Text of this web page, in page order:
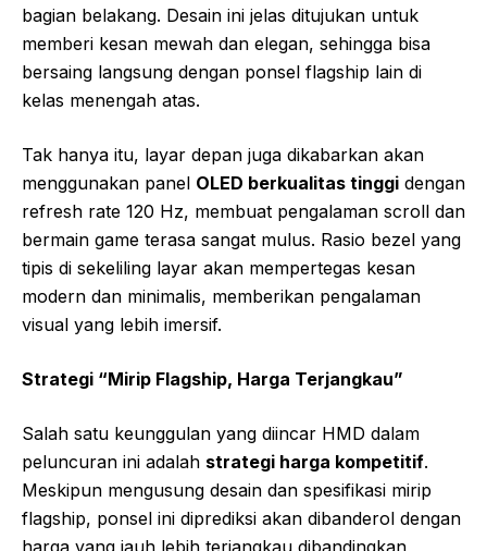
bagian belakang. Desain ini jelas ditujukan untuk
memberi kesan mewah dan elegan, sehingga bisa
bersaing langsung dengan ponsel flagship lain di
kelas menengah atas.
Tak hanya itu, layar depan juga dikabarkan akan
menggunakan panel OLED berkualitas tinggi dengan
refresh rate 120 Hz, membuat pengalaman scroll dan
bermain game terasa sangat mulus. Rasio bezel yang
tipis di sekeliling layar akan mempertegas kesan
modern dan minimalis, memberikan pengalaman
visual yang lebih imersif.
Strategi “Mirip Flagship, Harga Terjangkau”
Salah satu keunggulan yang diincar HMD dalam
peluncuran ini adalah strategi harga kompetitif.
Meskipun mengusung desain dan spesifikasi mirip
flagship, ponsel ini diprediksi akan dibanderol dengan
harga yang jauh lebih terjangkau dibandingkan